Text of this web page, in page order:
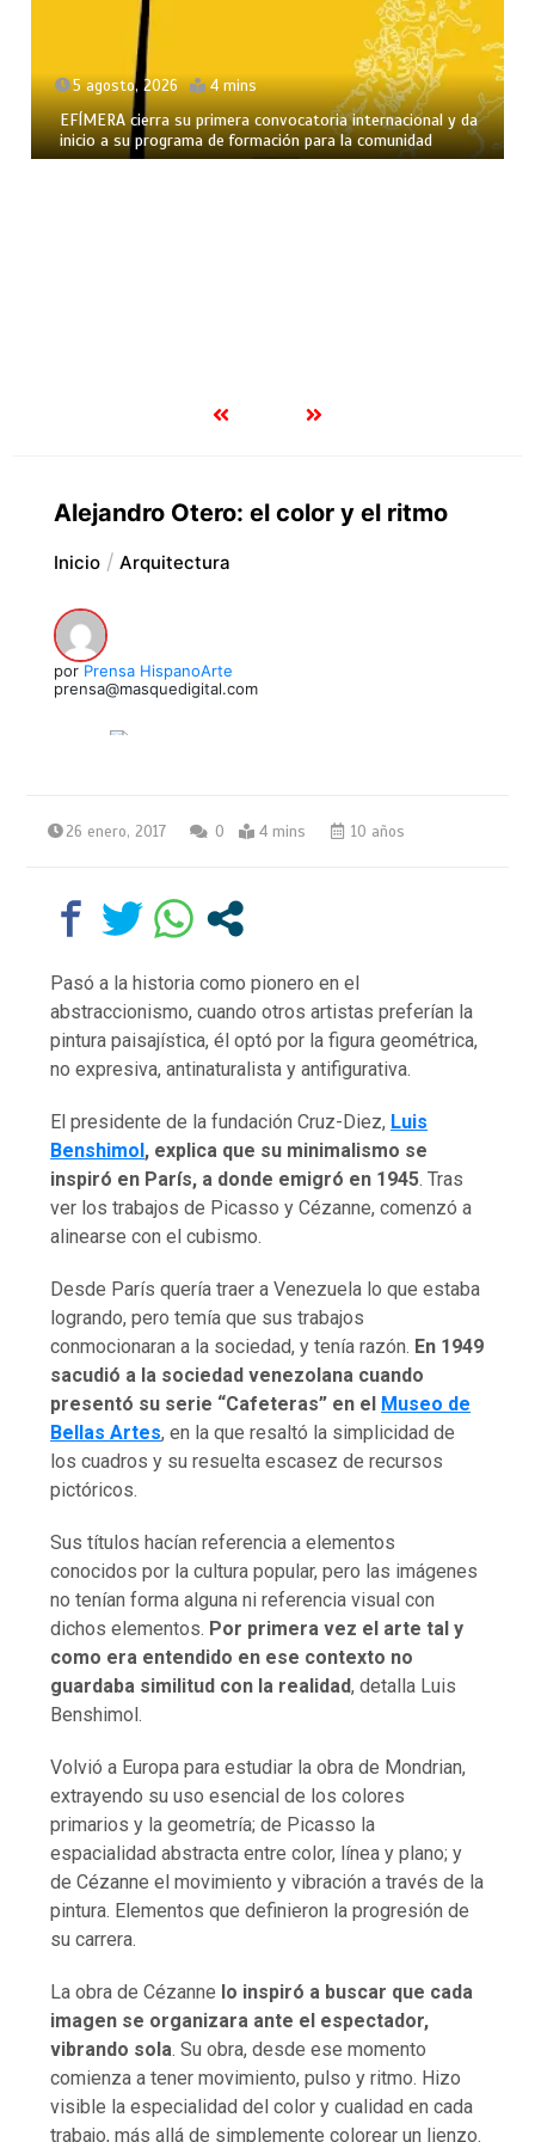
convocatoria internacional y da
para la comunidad
5 agosto, 2026
Compañía ZIENTO UN
formativa 2026
Alejandro Otero: el color y el ritmo
Inicio Arquitectura
por Prensa HispanoArte
prensa@masquedigital.com
26 enero, 2017 0 4 mins 10 años
Pasó a la historia como pionero en el
abstraccionismo, cuando otros artistas preferían la
pintura paisajística, él optó por la figura geométrica,
no expresiva, antinaturalista y antifigurativa.
El presidente de la fundación Cruz-Diez, Luis
Benshimol, explica que su minimalismo se
inspiró en París, a donde emigró en 1945. Tras
ver los trabajos de Picasso y Cézanne, comenzó a
alinearse con el cubismo.
Desde París quería traer a Venezuela lo que estaba
logrando, pero temía que sus trabajos
conmocionaran a la sociedad, y tenía razón. En 1949
sacudió a la sociedad venezolana cuando
presentó su serie “Cafeteras” en el Museo de
Bellas Artes, en la que resaltó la simplicidad de
los cuadros y su resuelta escasez de recursos
pictóricos.
Sus títulos hacían referencia a elementos
conocidos por la cultura popular, pero las imágenes
no tenían forma alguna ni referencia visual con
dichos elementos. Por primera vez el arte tal y
como era entendido en ese contexto no
guardaba similitud con la realidad, detalla Luis
Benshimol.
Volvió a Europa para estudiar la obra de Mondrian,
extrayendo su uso esencial de los colores
primarios y la geometría; de Picasso la
espacialidad abstracta entre color, línea y plano; y
de Cézanne el movimiento y vibración a través de la
pintura. Elementos que definieron la progresión de
su carrera.
La obra de Cézanne lo inspiró a buscar que cada
imagen se organizara ante el espectador,
vibrando sola. Su obra, desde ese momento
comienza a tener movimiento, pulso y ritmo. Hizo
visible la especialidad del color y cualidad en cada
trabajo, más allá de simplemente colorear un lienzo.